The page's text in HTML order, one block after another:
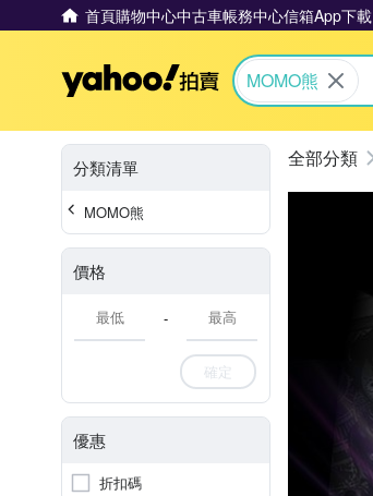
首頁購物中心中古車帳務中心信箱App下載
Yahoo拍賣
MOMO熊
分類清單
MOMO熊
價格
-
確定
優惠
折扣碼